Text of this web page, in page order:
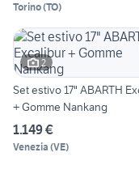
Torino(TO)
2
Set estivo 17" ABARTH Excalibur
+ Gomme Nankang
1.149 €
Venezia (VE)